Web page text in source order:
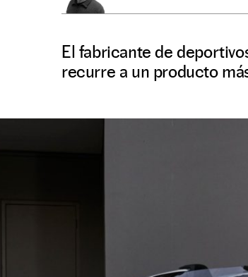
El fabricante de
recurre a un producto